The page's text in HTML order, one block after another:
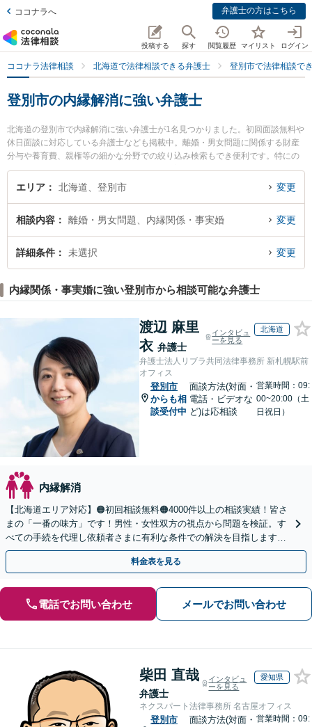
ココナラへ 弁護士の方はこちら
投稿する 探す 閲覧履歴 マイリスト ログイン
ココナラ法律相談 北海道で法律相談できる弁護士 登別市で法律相談で
登別市の内縁解消に強い弁護士
北海道の登別市で内縁解消に強い弁護士が1名見つかりました。初回面談無料や
休日面談に対応している弁護士なども掲載中。離婚・男女問題に関係する財産
分与や養育費、親権等の細かな分野での絞り込み検索もでき便利です。特にの
ぼりべつ法律事務所の八木橋 俊輔弁護士のプロフィール情報や弁護士費用、強
みなどが注目されています。『登別市で土日や夜間に発生した内縁解消のトラ
市内の弁護士に相談予約したい』などでお困りの相談者さんにおすすめです。
エリア 北海道、登別市 変更
相談内容 離婚・男女問題、内縁関係・事実婚 変更
詳細条件 未選択 変更
内縁関係・事実婚に強い登別市から相談可能な弁護士
渡辺 麻里
衣 弁護士
インタビュ
ーを見る
北海道
弁護士法人リブラ共同法律事務所 新札幌駅前
オフィス
登別市
からも相
談受付中
面談方法(対面・
電話・ビデオな
ど)は応相談
営業時間：09:
00~20:00（土
日祝日）
内縁解消
【北海道エリア対応】🟠初回相談無料🟠4000件以上の相談実績！皆さ
まの「一番の味方」です！男性・女性双方の視点から問題を検証。す
べての手続を代理し依頼者さまに有利な条件での解決を目指します
【夜間相談・WEB面談可】【完全個室・秘密厳守】
料金表を見る
電話でお問い合わせ メールでお問い合わせ
柴田 直哉
弁護士
インタビュ
ーを見る
愛知県
ネクスパート法律事務所 名古屋オフィス
登別市
面談方法(対面・ 営業時間：09: